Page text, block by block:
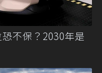
不保？2030年是